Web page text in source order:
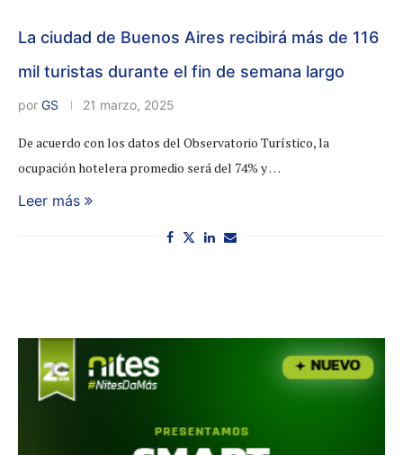
La ciudad de Buenos Aires recibirá más de 116
mil turistas durante el fin de semana largo
por GS 21 marzo, 2025
De acuerdo con los datos del Observatorio Turístico, la
ocupación hotelera promedio será del 74% y …
Leer más